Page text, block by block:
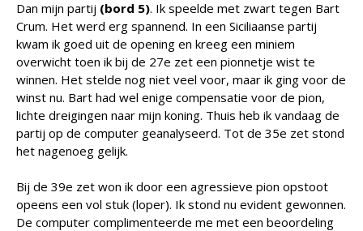
Dan mijn partij (bord 5). Ik speelde met zwart tegen Bart
Crum. Het werd erg spannend. In een Siciliaanse partij
kwam ik goed uit de opening en kreeg een miniem
overwicht toen ik bij de 27e zet een pionnetje wist te
winnen. Het stelde nog niet veel voor, maar ik ging voor de
winst nu. Bart had wel enige compensatie voor de pion,
lichte dreigingen naar mijn koning. Thuis heb ik vandaag de
partij op de computer geanalyseerd. Tot de 35e zet stond
het nagenoeg gelijk.
Bij de 39e zet won ik door een agressieve pion opstoot
opeens een vol stuk (loper). Ik stond nu evident gewonnen.
De computer complimenteerde me met een beoordeling